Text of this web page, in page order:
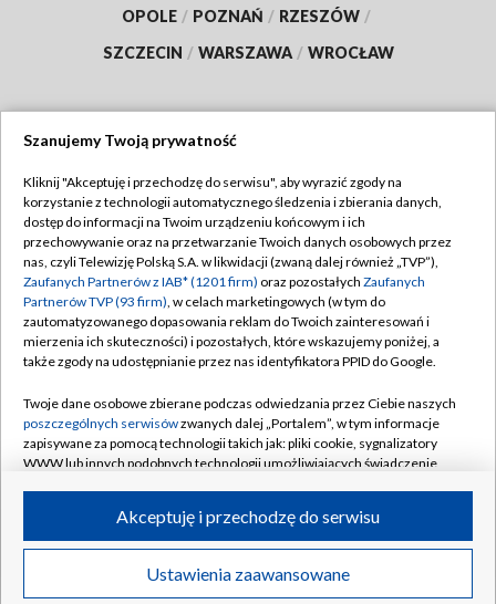
OPOLE / POZNAŃ / RZESZÓW /
SZCZECIN / WARSZAWA / WROCŁAW
TVP
Abonament TVP
Emisja w TVP
Centrum informacji TVP
Naziemna Telewizja Cyfrowa
Rada Programowa
System NOS
Informacje o nadawcy
Program dla prasy
Ogłoszenie przetargowe
Regulamin TVP
Polityka prywatności
Moje zgody
Pomoc
Kontakt
Kanały
©2026 Telewizja Polska S.A. w likwidacji
Szanujemy Twoją prywatność
Kliknij "Akceptuję i przechodzę do serwisu", aby wyrazić zgody na
korzystanie z technologii automatycznego śledzenia i zbierania danych,
dostęp do informacji na Twoim urządzeniu końcowym i ich
przechowywanie oraz na przetwarzanie Twoich danych osobowych przez
nas, czyli Telewizję Polską S.A. w likwidacji (zwaną dalej również „TVP”),
Zaufanych Partnerów z IAB* (1201 firm) oraz pozostałych Zaufanych
Partnerów TVP (93 firm), w celach marketingowych (w tym do
zautomatyzowanego dopasowania reklam do Twoich zainteresowań i
mierzenia ich skuteczności) i pozostałych, które wskazujemy poniżej, a
także zgody na udostępnianie przez nas identyfikatora PPID do Google.
Twoje dane osobowe zbierane podczas odwiedzania przez Ciebie naszych
poszczególnych serwisówzwanych dalej „Portalem”, w tym informacje
zapisywane za pomocą technologii takich jak: pliki cookie, sygnalizatory
WWW lub innych podobnych technologii umożliwiających świadczenie
ruchu w Internecie.
Twoje dane osobowe zbierane podczas odwiedzania przez Ciebie
poszczególnych serwisówna Portalu, takie jak adresy IP, identyfikatory
Ustawienia zaawansowane
Akceptuję i przechodzę do serwisu